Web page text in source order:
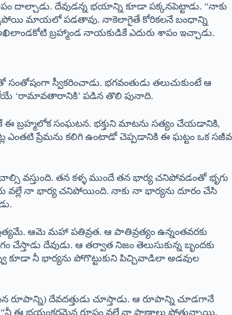
దాల్చాడు. దేవుడన్న భయాన్ని కూడా పక్కనపెట్టాడు. “నాకు
మాయలో పడతావు. నాకెలాగైతే కోరికలనే బంధాన్ని
బ్రహ్మాండ నాయకుడికే ఎదురు శాపం ఇచ్చాడు.
స్వీకరించాడు. భగవంతుడు తలుచుకుంటే ఆ
‘రామావతారానికి’ పడిన తొలి పునాది.
బ్రహ్మలోక సంఘటన. భక్తుని మాటను సత్యం చేయడానికి,
ఎంతటి ప్రేమను కలిగి ఉంటాడో చెప్పడానికి ఈ ఘట్టం ఒక సజీవ
వస్తుంది. తన కళ్ళ ముందే తన భార్య చనిపోవడంతో భృగు
వల్లే నా భార్య చనిపోయింది. నాకు నా భార్యను దూరం చేసి
ఆమె మహా పతివ్రత. ఆ పాతివ్రత్యం ఉన్నంతవరకు
దేవుడు. ఆ తర్వాత నిజం తెలుసుకున్న బృందకు
కూడా నీ భార్యను పోగొట్టుకుని పిచ్చివాడిలా అడవుల
రూపాన్ని) దేవదత్తుడు చూస్తాడు. ఆ రూపాన్ని చూడగానే
“నీ ఈ భయంకరమైన రూపం వల్లే నా ప్రాణాలు పోతున్నాయి,